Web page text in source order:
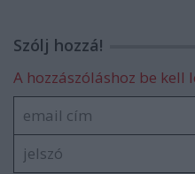
Szólj hozzá!
A hozzászóláshoz be kell